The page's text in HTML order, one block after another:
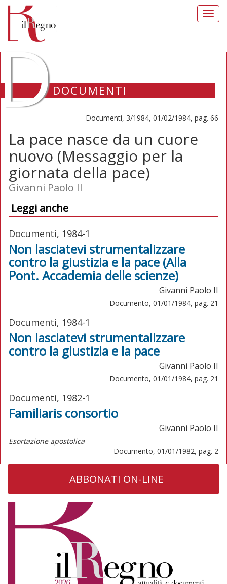
DOCUMENTI
Documenti, 3/1984, 01/02/1984, pag. 66
La pace nasce da un cuore
nuovo (Messaggio per la
giornata della pace)
Givanni Paolo II
Leggi anche
Documenti, 1984-1
Non lasciatevi strumentalizzare
contro la giustizia e la pace (Alla
Pont. Accademia delle scienze)
Givanni Paolo II
Documento, 01/01/1984, pag. 21
Documenti, 1984-1
Non lasciatevi strumentalizzare
contro la giustizia e la pace
Givanni Paolo II
Documento, 01/01/1984, pag. 21
Documenti, 1982-1
Familiaris consortio
Givanni Paolo II
Esortazione apostolica
Documento, 01/01/1982, pag. 2
ABBONATI ON-LINE